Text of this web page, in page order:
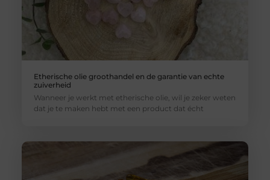
Etherische olie groothandel en de garantie van echte
zuiverheid
Wanneer je werkt met etherische olie, wil je zeker weten
dat je te maken hebt met een product dat écht